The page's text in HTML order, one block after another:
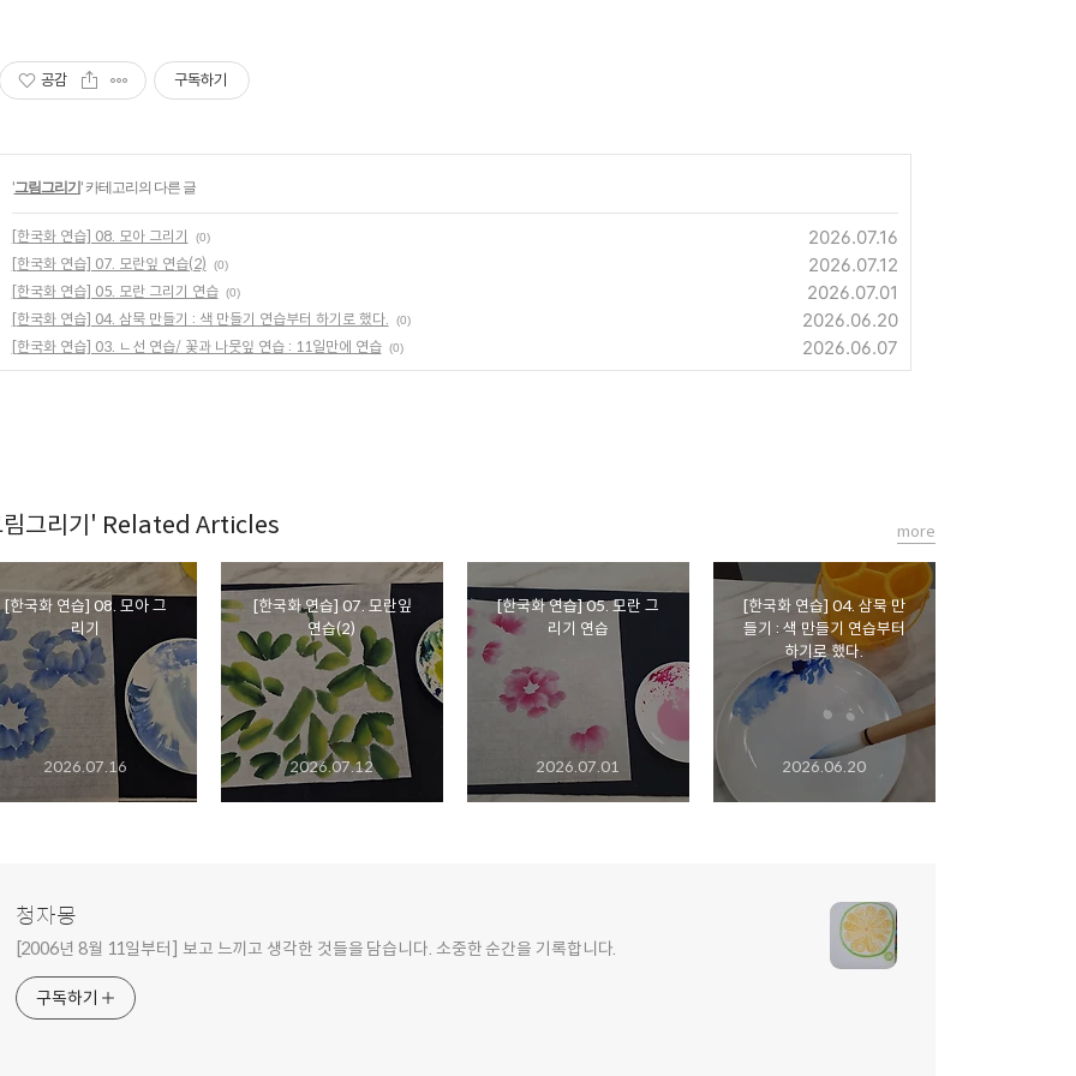
공감 구독하기
'그림그리기' 카테고리의 다른 글
[한국화 연습] 08. 모아 그리기 (0) 2026.07.16
[한국화 연습] 07. 모란잎 연습(2) (0) 2026.07.12
[한국화 연습] 05. 모란 그리기 연습 (0) 2026.07.01
[한국화 연습] 04. 삼묵 만들기 : 색 만들기 연습부터 하기로 했다. (0) 2026.06.20
[한국화 연습] 03. ㄴ선 연습/ 꽃과 나뭇잎 연습 : 11일만에 연습 (0) 2026.06.07
그리기' Related Articles
[한국화 연습] 08. 모아 그
리기
2026.07.16
[한국화 연습] 07. 모란잎
연습(2)
2026.07.12
[한국화 연습] 05. 모란 그
리기 연습
2026.07.01
[한국화 연습] 04. 삼묵 만
들기 : 색 만들기 연습부터
하기로 했다.
2026.06.20
more
청자몽
[2006년 8월 11일부터] 보고 느끼고 생각한 것들을 담습니다. 소중한 순간을 기록합니다.
구독하기